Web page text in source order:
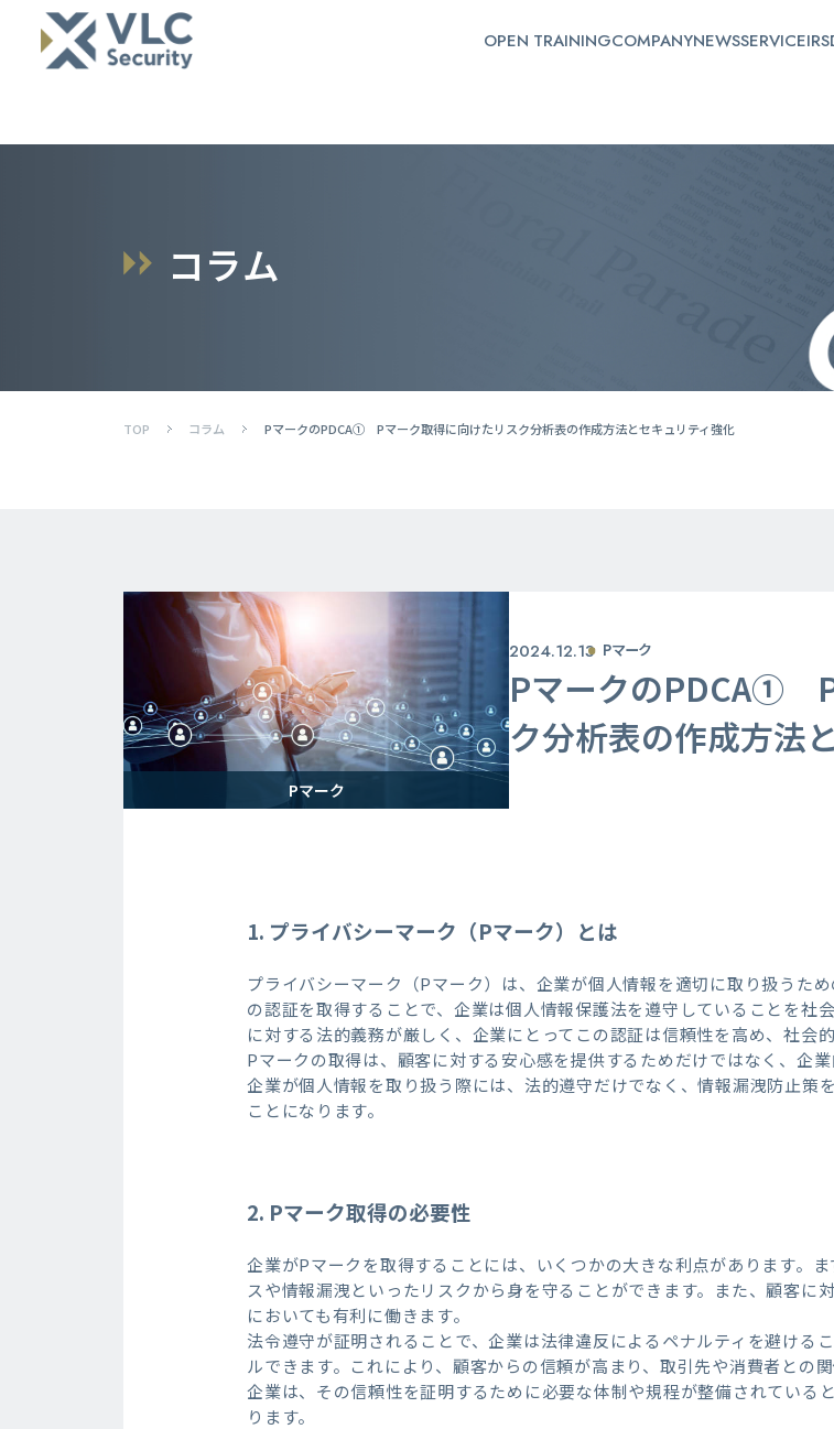
OPEN TRAININGCOMPANYNEWSSERVICEIR
コラム
TOP コラム PマークのPDCA① Pマーク取得に向けたリスク分析表の作成方法とセキュリティ強化
Pマーク
2024.12.13 Pマーク
PマークのPDCA①
ク分析表の作成方法
1. プライバシーマーク（Pマーク）とは
プライバシーマーク（Pマーク）は、企業が個人情報を適切に取り扱うた
の認証を取得することで、企業は個人情報保護法を遵守していることを社
に対する法的義務が厳しく、企業にとってこの認証は信頼性を高め、社会
Pマークの取得は、顧客に対する安心感を提供するためだけではなく、企
企業が個人情報を取り扱う際には、法的遵守だけでなく、情報漏洩防止策
ことになります。
2. Pマーク取得の必要性
企業がPマークを取得することには、いくつかの大きな利点があります。
スや情報漏洩といったリスクから身を守ることができます。また、顧客に
においても有利に働きます。
法令遵守が証明されることで、企業は法律違反によるペナルティを避ける
ルできます。これにより、顧客からの信頼が高まり、取引先や消費者との
企業は、その信頼性を証明するために必要な体制や規程が整備されている
ります。